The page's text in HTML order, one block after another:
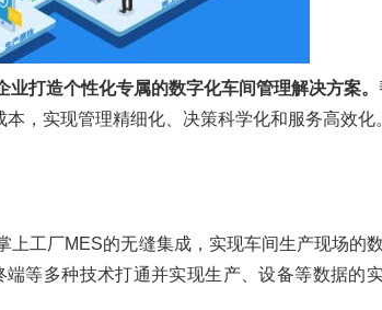
打造个性化专属的数字化车间管理解决方案。
，实现管理精细化、决策科学化和服务高效化
工厂MES的无缝集成，实现车间生产现场的
等多种技术打通并实现生产、设备等数据的